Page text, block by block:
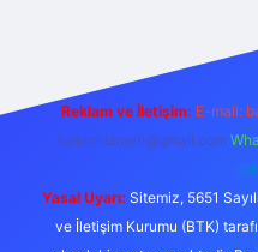
Reklam ve İletişim: E-mail:
forumhizmeti@gmail.com
Yasal Uyarı: Sitemiz, 5651
ve İletişim Kurumu (BTK)